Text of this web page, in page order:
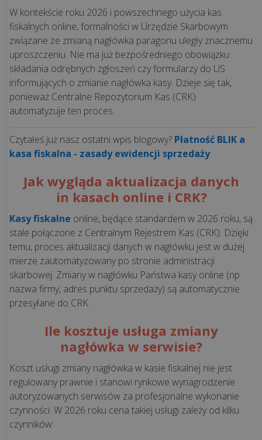
artykuły
>>
OPROGRAMOWANIE
WDROŻENIA
Czym
jest
mechanizm
podzielonej
płatności
(spli...
Jednolity
Plik
Kompleksowy
przewodnik
Jak
skutecznie
W kontekście roku 2026 i powszechnego użycia kas
fiskalnych online, formalności w Urzędzie Skarbowym
związane ze zmianą nagłówka paragonu uległy znacznemu
uproszczeniu. Nie ma już bezpośredniego obowiązku
składania odrębnych zgłoszeń czy formularzy do US
informujących o zmianie nagłówka kasy. Dzieje się tak,
ponieważ Centralne Repozytorium Kas (CRK)
automatyzuje ten proces.
Czytałeś już nasz ostatni wpis blogowy? Płatność BLIK a
kasa fiskalna - zasady ewidencji sprzedaży.
Jak wygląda aktualizacja danych
in kasach online i CRK?
Kasy fiskalne online, będące standardem w 2026 roku, są
stale połączone z Centralnym Rejestrem Kas (CRK). Dzięki
temu, proces aktualizacji danych w nagłówku jest w dużej
mierze zautomatyzowany po stronie administracji
skarbowej. Zmiany w nagłówku Państwa kasy online (np.
nazwa firmy, adres punktu sprzedaży) są automatycznie
przesyłane do CRK.
Ile kosztuje usługa zmiany
nagłówka w serwisie?
Koszt usługi zmiany nagłówka w kasie fiskalnej nie jest
regulowany prawnie i stanowi rynkowe wynagrodzenie
autoryzowanych serwisów za profesjonalne wykonanie
czynności. W 2026 roku cena takiej usługi zależy od kilku
czynników: